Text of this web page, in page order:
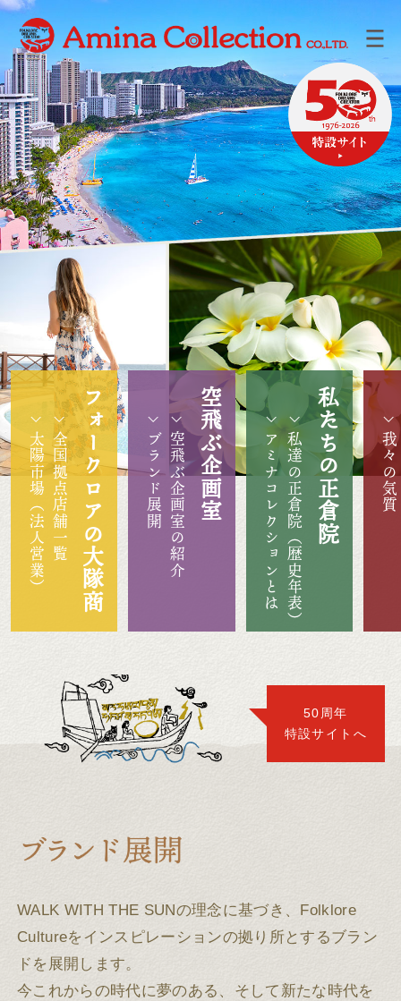
フォークロアの大隊商
全国拠点店舗一覧
太陽市場（法人営業） 空飛ぶ企画室
空飛ぶ企画室の紹介
ブランド展開 私たちの正倉院
私達の正倉院（歴史年表）
アミナコレクションとは 我々の気質
50周年
特設サイトへ
WALK WITH THE SUNの理念に基づき、Folklore
Cultureをインスピレーションの拠り所とするブラン
ドを展開します。
今これからの時代に夢のある、そして新たな時代を